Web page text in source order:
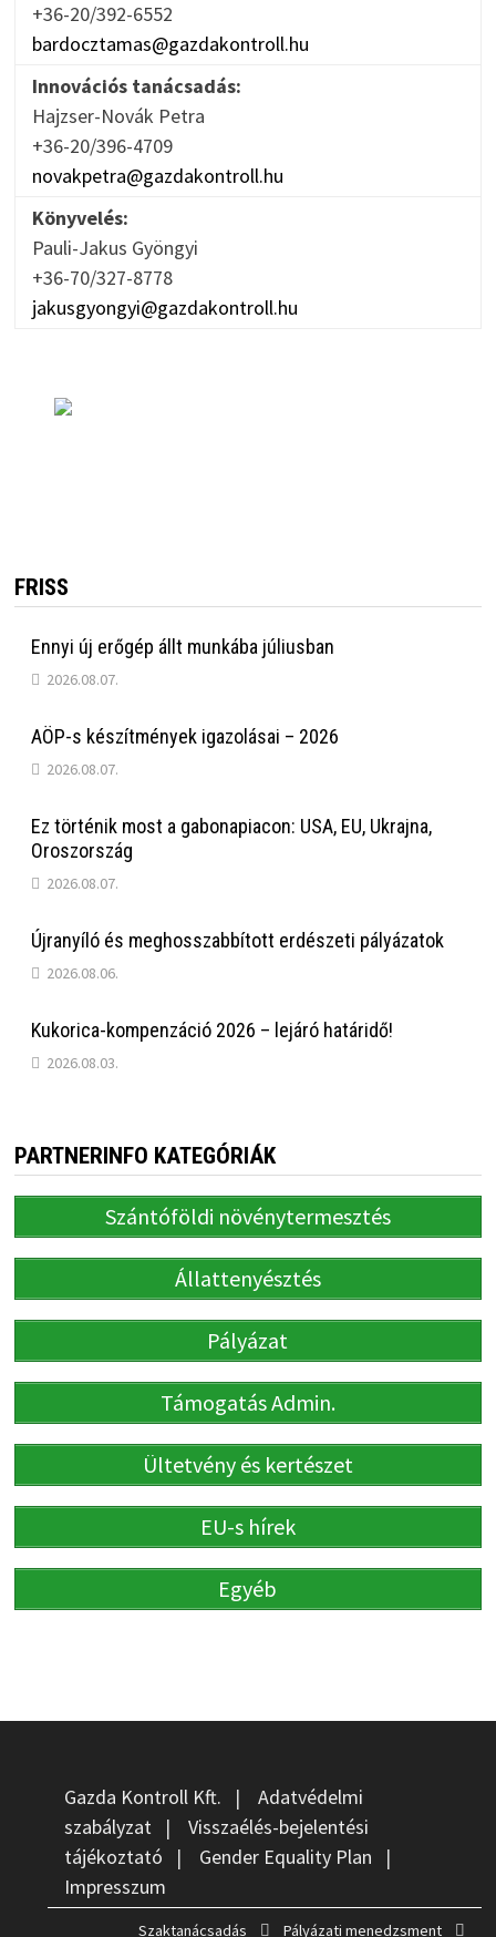
+36-20/392-6552
bardocztamas@gazdakontroll.hu
Innovációs tanácsadás:
Hajzser-Novák Petra
+36-20/396-4709
novakpetra@gazdakontroll.hu
Könyvelés:
Pauli-Jakus Gyöngyi
+36-70/327-8778
jakusgyongyi@gazdakontroll.hu
FRISS
Ennyi új erőgép állt munkába júliusban
2026.08.07.
AÖP-s készítmények igazolásai – 2026
2026.08.07.
Ez történik most a gabonapiacon: USA, EU, Ukrajna,
Oroszország
2026.08.07.
Újranyíló és meghosszabbított erdészeti pályázatok
2026.08.06.
Kukorica-kompenzáció 2026 – lejáró határidő!
2026.08.03.
PARTNERINFO KATEGÓRIÁK
Szántóföldi növénytermesztés
Állattenyésztés
Pályázat
Támogatás Admin.
Ültetvény és kertészet
EU-s hírek
Egyéb
Gazda Kontroll Kft. | Adatvédelmi
szabályzat| Visszaélés-bejelentési
tájékoztató | Gender Equality Plan |
Impresszum
Szaktanácsadás Pályázati menedzsment